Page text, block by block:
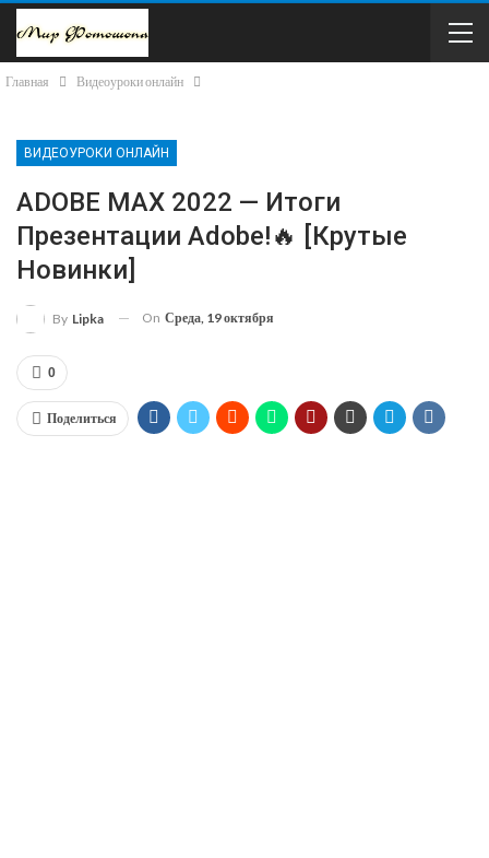
Главная Видеоуроки онлайн
ВИДЕОУРОКИ ОНЛАЙН
ADOBE MAX 2022 — Итоги
Презентации Adobe!🔥 [Крутые
Новинки]
By Lipka On Среда, 19 октября
0
Поделиться